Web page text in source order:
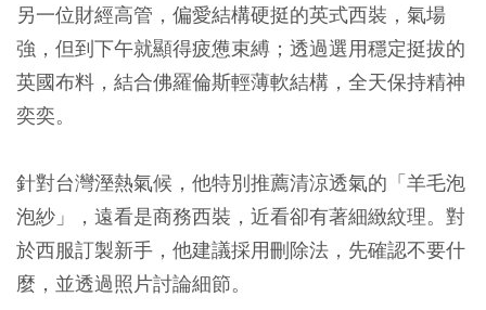
另一位財經高管，偏愛結構硬挺的英式西裝，氣場
強，但到下午就顯得疲憊束縛；透過選用穩定挺拔的
英國布料，結合佛羅倫斯輕薄軟結構，全天保持精神
奕奕。
針對台灣溼熱氣候，他特別推薦清涼透氣的「羊毛泡
泡紗」，遠看是商務西裝，近看卻有著細緻紋理。對
於西服訂製新手，他建議採用刪除法，先確認不要什
麼，並透過照片討論細節。